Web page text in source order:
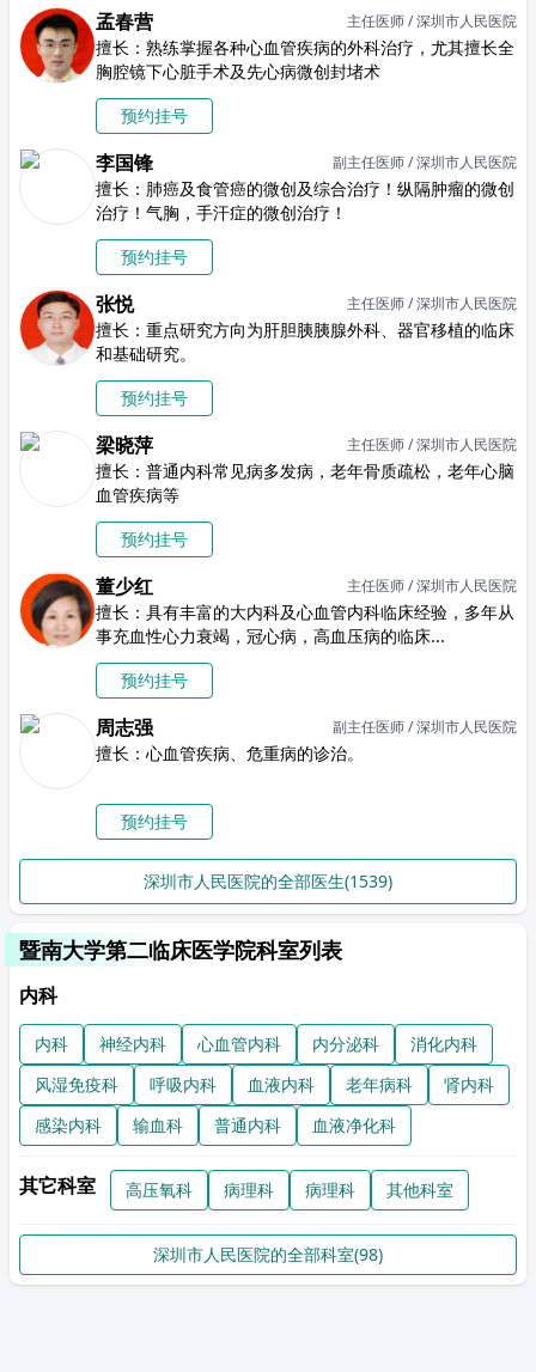
孟春营 主任医师 / 深圳市人民医院
擅长：熟练掌握各种心血管疾病的外科治疗，尤其擅长全
胸腔镜下心脏手术及先心病微创封堵术
预约挂号
李国锋 副主任医师 / 深圳市人民医院
擅长：肺癌及食管癌的微创及综合治疗！纵隔肿瘤的微创
治疗！气胸，手汗症的微创治疗！
预约挂号
张悦 主任医师 / 深圳市人民医院
擅长：重点研究方向为肝胆胰胰腺外科、器官移植的临床
和基础研究。
预约挂号
梁晓萍 主任医师 / 深圳市人民医院
擅长：普通内科常见病多发病，老年骨质疏松，老年心脑
血管疾病等
预约挂号
董少红 主任医师 / 深圳市人民医院
擅长：具有丰富的大内科及心血管内科临床经验，多年从
事充血性心力衰竭，冠心病，高血压病的临床...
预约挂号
周志强 副主任医师 / 深圳市人民医院
擅长：心血管疾病、危重病的诊治。
预约挂号
深圳市人民医院的全部医生(1539)
暨南大学第二临床医学院科室列表
内科
内科 神经内科 心血管内科 内分泌科
消化内科
风湿免疫科
呼吸内科 血液内科 老年病科
肾内科
感染内科
输血科 普通内科 血液净化科
其它科室 高压氧科 病理科 病理科 其他科室
深圳市人民医院的全部科室(98)